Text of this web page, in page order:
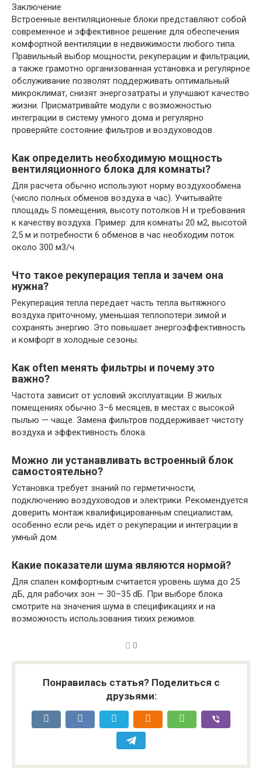
Заключение
Встроенные вентиляционные блоки представляют собой
современное и эффективное решение для обеспечения
комфортной вентиляции в недвижимости любого типа.
Правильный выбор мощности, рекуперации и фильтрации,
а также грамотно организованная установка и регулярное
обслуживание позволят поддерживать оптимальный
микроклимат, снизят энергозатраты и улучшают качество
жизни. Присматривайте модули с возможностью
интеграции в систему умного дома и регулярно
проверяйте состояние фильтров и воздуховодов.
Как определить необходимую мощность
вентиляционного блока для комнаты?
Для расчета обычно используют норму воздухообмена
(число полных обменов воздуха в час). Учитывайте
площадь S помещения, высоту потолков H и требования
к качеству воздуха. Пример: для комнаты 20 м2, высотой
2,5 м и потребности 6 обменов в час необходим поток
около 300 м3/ч.
Что такое рекуперация тепла и зачем она
нужна?
Рекуперация тепла передает часть тепла вытяжного
воздуха приточному, уменьшая теплопотери зимой и
сохранять энергию. Это повышает энергоэффективность
и комфорт в холодные сезоны.
Как often менять фильтры и почему это
важно?
Частота зависит от условий эксплуатации. В жилых
помещениях обычно 3–6 месяцев, в местах с высокой
пылью — чаще. Замена фильтров поддерживает чистоту
воздуха и эффективность блока.
Можно ли устанавливать встроенный блок
самостоятельно?
Установка требует знаний по герметичности,
подключению воздуховодов и электрики. Рекомендуется
доверить монтаж квалифицированным специалистам,
особенно если речь идёт о рекуперации и интеграции в
умный дом.
Какие показатели шума являются нормой?
Для спален комфортным считается уровень шума до 25
дБ, для рабочих зон — 30–35 dБ. При выборе блока
смотрите на значения шума в спецификациях и на
возможность использования тихих режимов.
0
Понравилась статья? Поделиться с
друзьями: